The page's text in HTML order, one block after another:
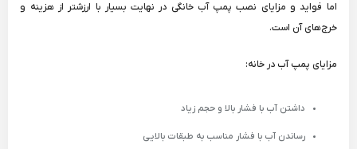
اما فواید و مزایای نصب پمپ آب خانگی در نهایت بسیار با ارزشتر از هزینه و
خرج‌های آن است.
مزایای پمپ آب در خانه:
داشتن آب با فشار بالا و حجم زیاد
رساندن آب با فشار مناسب به طبقات بالایی